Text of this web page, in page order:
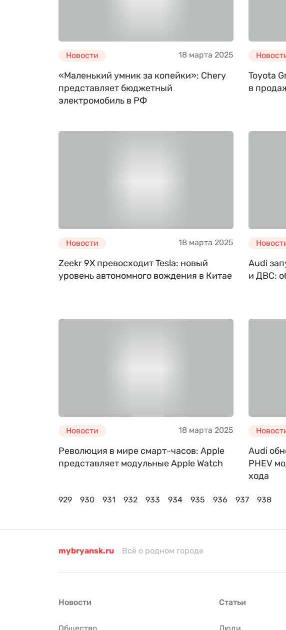
Новости 18 марта 2025
«Маленький умник за копейки»: Chery
представляет бюджетный
электромобиль в РФ
Toyota
в
Новости 18 марта 2025
Zeekr 9X превосходит Tesla: новый
уровень автономного вождения в Китае
Audi
и ДВС:
Новости 18 марта 2025
Революция в мире смарт-часов: Apple
представляет модульные Apple Watch
Audi
PHEV
хода
929 930 931 932 933 934 935 936 937 938
mybryansk.ru Всё о родном городе
Новости Статьи